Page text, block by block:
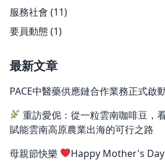
服務社會 (11)
要員動態(1)
最新文章
PACE中醫藥供應鏈合作業務正式啟
重訪愛伲：從一粒雲南咖啡豆，
賦能雲南高原農業出海的可行之路
母親節快樂
Happy Mother's Day